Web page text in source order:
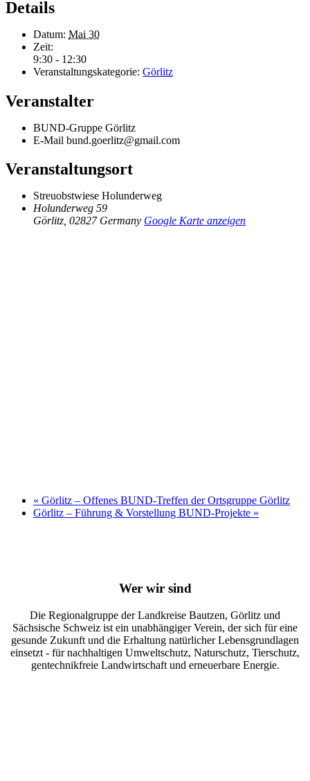
Details
Datum: Mai 30
Zeit:
9:30 - 12:30
Veranstaltungskategorie: Görlitz
Veranstalter
BUND-Gruppe Görlitz
E-Mail bund.goerlitz@gmail.com
Veranstaltungsort
Streuobstwiese Holunderweg
Holunderweg 59
Görlitz, 02827 Germany Google Karte anzeigen
« Görlitz – Offenes BUND-Treffen der Ortsgruppe Görlitz
Görlitz – Führung & Vorstellung BUND-Projekte »
Wer wir sind
Die Regionalgruppe der Landkreise Bautzen, Görlitz und
Sächsische Schweiz ist ein unabhängiger Verein, der sich für eine
gesunde Zukunft und die Erhaltung natürlicher Lebensgrundlagen
einsetzt - für nachhaltigen Umweltschutz, Naturschutz, Tierschutz,
gentechnikfreie Landwirtschaft und erneuerbare Energie.